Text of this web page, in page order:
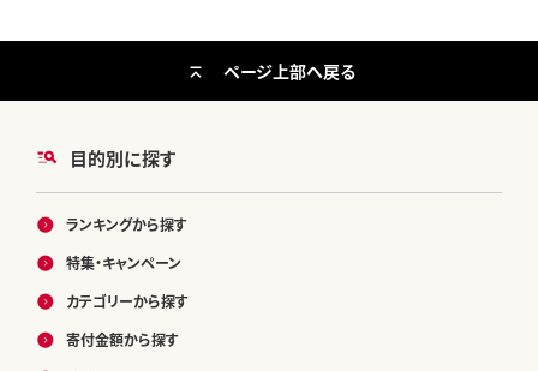
目的別に探す
ランキングから探す
特集・キャンペーン
カテゴリーから探す
寄付金額から探す
ページ上部へ戻る